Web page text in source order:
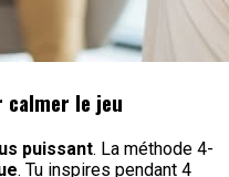
le jeu
puissant. La méthode 4-
. Tu inspires pendant 4